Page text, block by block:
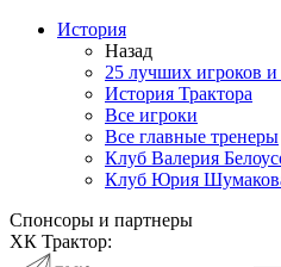
История
Назад
25 лучших игроков и
История Трактора
Все игроки
Все главные тренеры
Клуб Валерия
Клуб Юрия
Спонсоры и партнеры
ХК Трактор: